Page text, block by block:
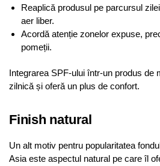
Reaplică produsul pe parcursul
aer liber.
Acordă atenție zonelor expuse,
pomeții.
Integrarea SPF-ului într-un produs de
zilnică și oferă un plus de confort.
Finish natural
Un alt motiv pentru popularitatea
Asia este aspectul natural pe care îl